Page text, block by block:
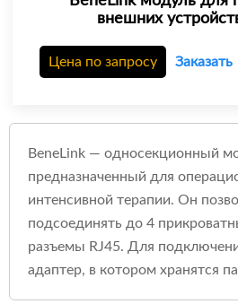
внешних
Цена по запросу Заказать
BeneLink — односекционный
предназначенный для
интенсивной терапии. Он
подсоединять до 4
разъемы RJ45. Для
адаптер, в котором хранятся